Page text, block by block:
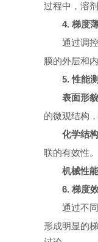
过程中，溶
4. 梯度
通过调
膜的外层和
5. 性能
表面形
的微观结构
化学结
联的有效性。
机械性
6. 梯度
通过不
形成明显的